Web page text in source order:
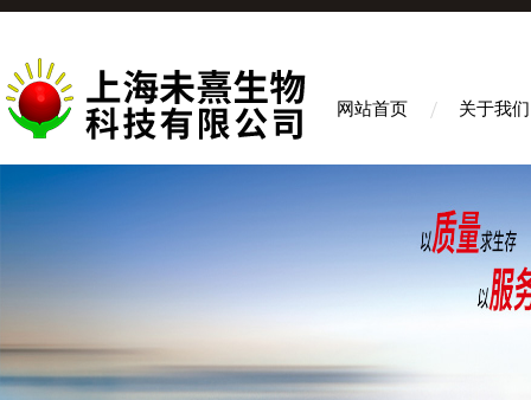
网站首页 关于我们